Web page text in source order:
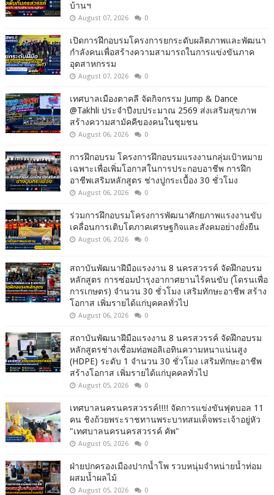
บ้านฯ
August 07, 2026 0
เปิดการฝึกอบรมโครงการยกระดับผลิตภาพและพัฒนา
กำลังคนเพื่อสร้างความสามารถในการแข่งขันภาค
อุตสาหกรรม
August 07, 2026 0
เทศบาลเมืองตาคลี จัดกิจกรรม Jump & Dance
@Takhli ประจำปีงบประมาณ 2569 ส่งเสริมสุขภาพ
สร้างความสามัคคีของคนในชุมชน
August 06, 2026 0
การฝึกอบรม โครงการฝึกอบรมแรงงานกลุ่มเป้าหมาย
เฉพาะเพื่อเพิ่มโอกาสในการประกอบอาชีพ การฝึก
อาชีพเสริมหลักสูตร ช่างปูกระเบื้อง 30 ชั่วโมง
August 06, 2026 0
ร่วมการฝึกอบรมโครงการพัฒนาศักยภาพแรงงานขับ
เคลื่อนการเติบโตภาคเศรษฐกิจและสังคมอย่างยั่งยืน
August 06, 2026 0
สถาบันพัฒนาฝีมือแรงงาน 8 นครสวรรค์ จัดฝึกอบรม
หลักสูตร การซ่อมบำรุงอากาศยานไร้คนขับ (โดรนเพื่อ
การเกษตร) จำนวน 30 ชั่วโมง เสริมทักษะอาชีพ สร้าง
โอกาส เพิ่มรายได้แก่บุคคลทั่วไป
August 06, 2026 0
สถาบันพัฒนาฝีมือแรงงาน 8 นครสวรรค์ จัดฝึกอบรม
หลักสูตรช่างเชื่อมท่อพอลิเอทินความหนาแน่นสูง
(HDPE) ระดับ 1 จำนวน 30 ชั่วโมง เสริมทักษะอาชีพ
สร้างโอกาส เพิ่มรายได้แก่บุคคลทั่วไป
August 05, 2026 0
เทศบาลนครนครสวรรค์!!!! จัดการแข่งขันฟุตบอล 11
คน ชิงถ้วยพระราชทานพระบาทสมเด็จพระเจ้าอยู่หัว
"เทศบาลนครนครสวรรค์ คัพ"
August 05, 2026 0
ฝ่ายปกครองเมืองปากน้ำโพ รวบหนุ่มจำหน่ายน้ำท่อม
ผสมน้ำผลไม้
August 05, 2026 0